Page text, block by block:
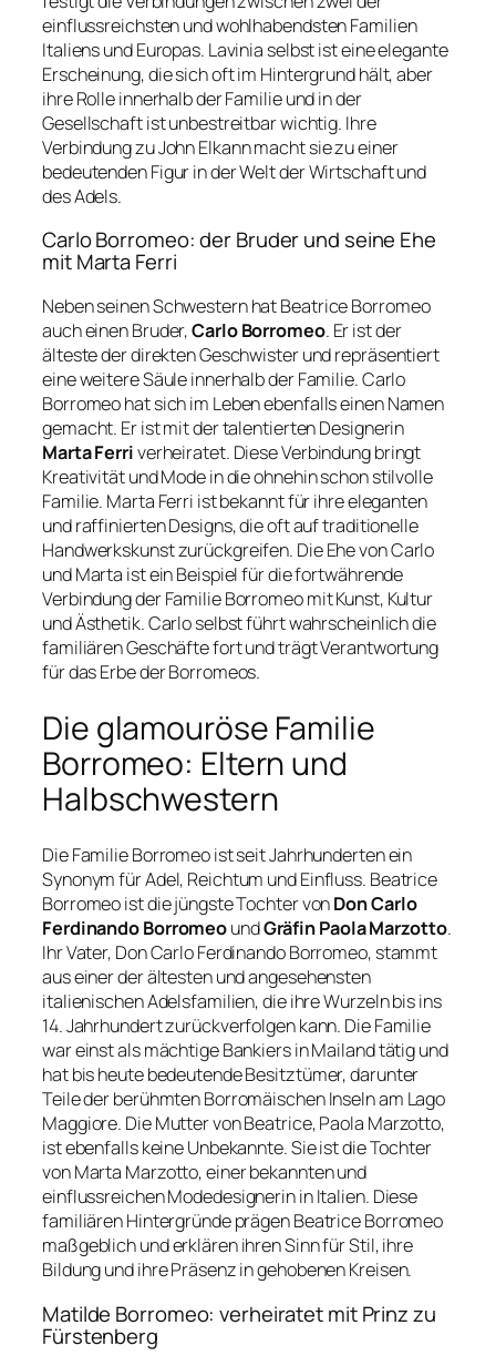
einflussreichsten und wohlhabendsten Familien
Italiens und Europas. Lavinia selbst ist eine elegante
Erscheinung, die sich oft im Hintergrund hält, aber
ihre Rolle innerhalb der Familie und in der
Gesellschaft ist unbestreitbar wichtig. Ihre
Verbindung zu John Elkann macht sie zu einer
bedeutenden Figur in der Welt der Wirtschaft und
des Adels.
Carlo Borromeo: der Bruder und seine Ehe
mit Marta Ferri
Neben seinen Schwestern hat Beatrice Borromeo
auch einen Bruder,Carlo Borromeo. Er ist der
älteste der direkten Geschwister und repräsentiert
eine weitere Säule innerhalb der Familie. Carlo
Borromeo hat sich im Leben ebenfalls einen Namen
gemacht. Er ist mit der talentierten Designerin
Marta Ferriverheiratet. Diese Verbindung bringt
Kreativität und Mode in die ohnehin schon stilvolle
Familie. Marta Ferri ist bekannt für ihre eleganten
und raffinierten Designs, die oft auf traditionelle
Handwerkskunst zurückgreifen. Die Ehe von Carlo
und Marta ist ein Beispiel für die fortwährende
Verbindung der Familie Borromeo mit Kunst, Kultur
und Ästhetik. Carlo selbst führt wahrscheinlich die
familiären Geschäfte fort und trägt Verantwortung
für das Erbe der Borromeos.
Die glamouröse Familie
Borromeo: Eltern und
Halbschwestern
Die Familie Borromeo ist seit Jahrhunderten ein
Synonym für Adel, Reichtum und Einfluss. Beatrice
Borromeo ist die jüngste Tochter vonDon Carlo
Ferdinando BorromeoundGräfin Paola Marzotto.
Ihr Vater, Don Carlo Ferdinando Borromeo, stammt
aus einer der ältesten und angesehensten
italienischen Adelsfamilien, die ihre Wurzeln bis ins
14. Jahrhundert zurückverfolgen kann. Die Familie
war einst als mächtige Bankiers in Mailand tätig und
hat bis heute bedeutende Besitztümer, darunter
Teile der berühmten Borromäischen Inseln am Lago
Maggiore. Die Mutter von Beatrice, Paola Marzotto,
ist ebenfalls keine Unbekannte. Sie ist die Tochter
von Marta Marzotto, einer bekannten und
einflussreichen Modedesignerin in Italien. Diese
familiären Hintergründe prägen Beatrice Borromeo
maßgeblich und erklären ihren Sinn für Stil, ihre
Bildung und ihre Präsenz in gehobenen Kreisen.
Matilde Borromeo: verheiratet mit Prinz zu
Fürstenberg